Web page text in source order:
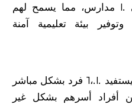
من أعمال إعادة التأهيل في 10 مدارس، مما يسمح لهم
وتوفير بيئة تعليمية آمنة
بميزانية قدرها مليون يورو، سيستفيد 6،010 فرد بشكل مباشر
الى حوالي 30،050 من أفراد أسرهم بشكل غير